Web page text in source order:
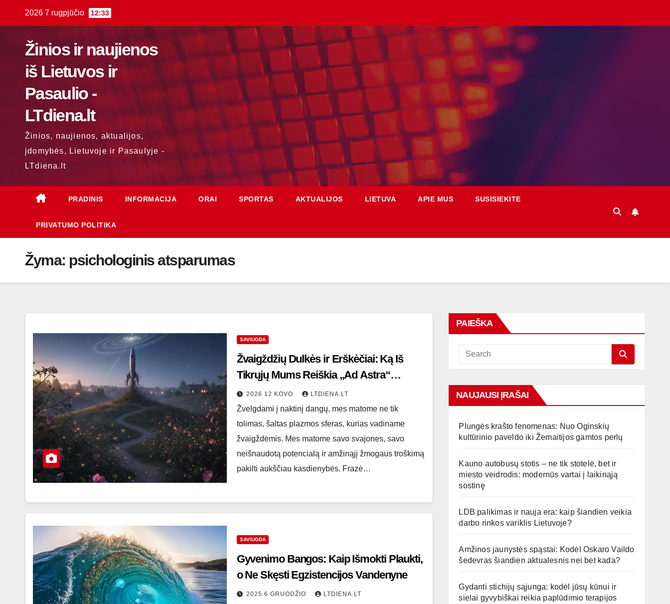
2026 7 rugpjūčio 12:33
Žinios ir naujienos
iš Lietuvos ir
Pasaulio -
LTdiena.lt
Žinios, naujienos, aktualijos,
įdomybės, Lietuvoje ir Pasaulyje -
LTdiena.lt
PRADINIS INFORMACIJA ORAI SPORTAS AKTUALIJOS LIETUVA APIE MUS SUSISIEKITE
PRIVATUMO POLITIKA
Žyma: psichologinis atsparumas
SAVIUGDA
Žvaigždžių Dulkės ir Erškėčiai: Ką Iš
Tikrųjų Mums Reiškia „Ad Astra“
Simbolika?
2026 12 KOVO LTDIENA.LT
Žvelgdami į naktinį dangų, mes matome ne tik
tolimas, šaltas plazmos sferas, kurias vadiname
žvaigždėmis. Mes matome savo svajones, savo
neišnaudotą potencialą ir amžinąjį žmogaus troškimą
pakilti aukščiau kasdienybės. Frazė…
SAVIUGDA
Gyvenimo Bangos: Kaip Išmokti Plaukti,
o Ne Skęsti Egzistencijos Vandenyne
2025 6 GRUODŽIO LTDIENA.LT
PAIEŠKA
NAUJAUSI ĮRAŠAI
Plungės krašto fenomenas: Nuo Oginskių
kultūrinio paveldo iki Žemaitijos gamtos perlų
Kauno autobusų stotis – ne tik stotelė, bet ir
miesto veidrodis: modernūs vartai į laikinąją
sostinę
LDB palikimas ir nauja era: kaip šiandien veikia
darbo rinkos variklis Lietuvoje?
Amžinos jaunystės spąstai: Kodėl Oskaro Vaildo
šedevras šiandien aktualesnis nei bet kada?
Gydanti stichijų sąjunga: kodėl jūsų kūnui ir
sielai gyvybiškai reikia paplūdimio terapijos